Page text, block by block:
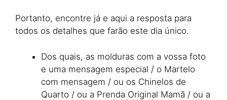
Portanto, encontre já e aqui a resposta para
todos os detalhes que farão este dia único.
Dos quais, as molduras com a vossa foto
e uma mensagem especial / o Martelo
com mensagem / ou os Chinelos de
Quarto / ou a Prenda Original Mamã / ou a